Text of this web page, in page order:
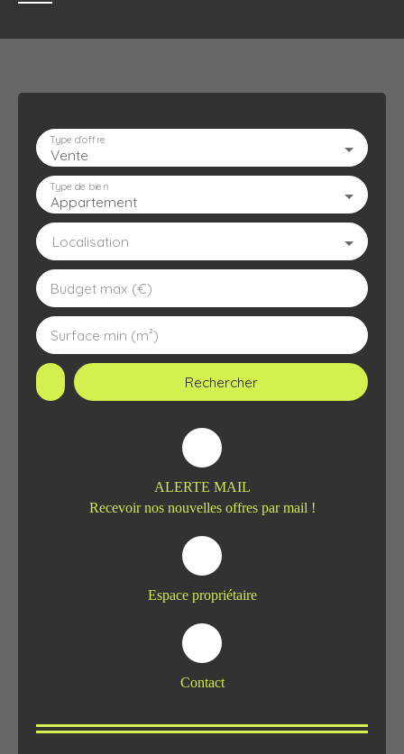
ACCUEIL ESTIMATION
Vente
Type d'offre
Appartement
Type de bien
Localisation
Budget max (€)
Surface min (m²)
Rechercher
ALERTE MAIL
Recevoir nos nouvelles offres par mail !
Espace propriétaire
Contact